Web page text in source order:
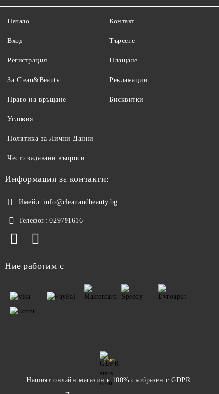
Начало
Вход
Регистрация
За Clean&Beauty
Контакт
Търсене
Плащане
Рекламации
Право на връщане
Условия
Политика за Лични Данни
Често задавани въпроси
Бисквитки
Информация за контакти:
Имейл: info@cleanandbeauty.bg
Телефон: 029791616
Ние работим с
GDPR
Нашият онлайн магазин е 100% съобразен с GDPR.